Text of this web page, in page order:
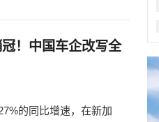
！中国车企改写全
的同比增速，在新加